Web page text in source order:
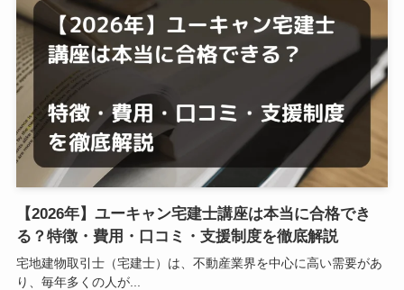
【2026年】ユーキャン宅建士講座は本当に合格でき
る？特徴・費用・口コミ・支援制度を徹底解説
宅地建物取引士（宅建士）は、不動産業界を中心に高い需要があ
り、毎年多くの人が...